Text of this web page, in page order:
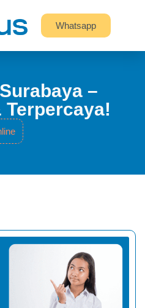
Whatsapp
–
Terpercaya!